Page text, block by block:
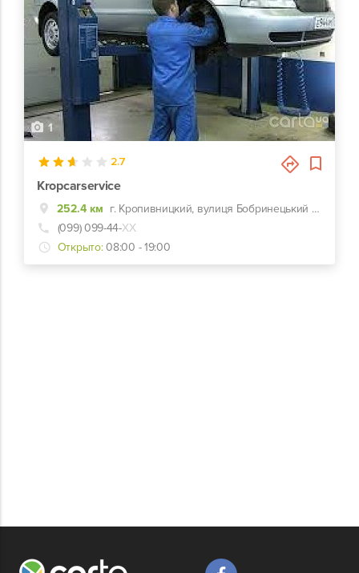
1
2.7
Kropcarservice
252.4 км
г. Кропивницкий, вулиця Бобринецький шлях, 68
(099) 099-44-ХХ
Открыто: 08:00 - 19:00